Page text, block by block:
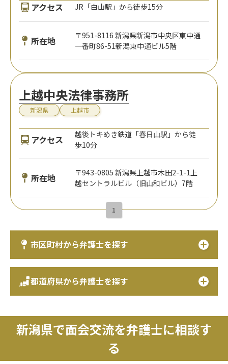
アクセス JR「白山駅」から徒歩15分
所在地
〒951-8116 新潟県新潟市中央区東中通
一番町86-51新潟東中通ビル5階
上越中央法律事務所
新潟県 上越市
アクセス
越後トキめき鉄道「春日山駅」から徒
歩10分
所在地
〒943-0805 新潟県上越市木田2-1-1上
越セントラルビル（旧山和ビル）7階
1
市区町村から弁護士を探す
都道府県から弁護士を探す
新潟県で面会交流を弁護士に相談す
る